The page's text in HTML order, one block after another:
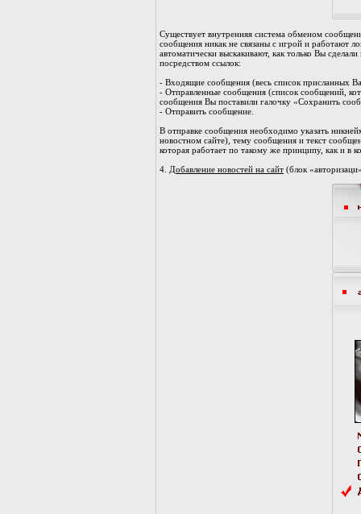
Существует внутренняя система обменом
сообщения никак не связаны с игрой и работают
автоматически выскакивают, как только Вы
посредством ссылок:
- Входящие сообщения (весь список присланных
- Отправленные сообщения (список сообщений,
сообщения Вы поставили галочку «Сохранить
- Отправить сообщение.
В отправке сообщения необходимо указать
новостном сайте), тему сообщения и текст
которая работает по такому же принципу, как и в
4. Добавление новостей на сайт (блок